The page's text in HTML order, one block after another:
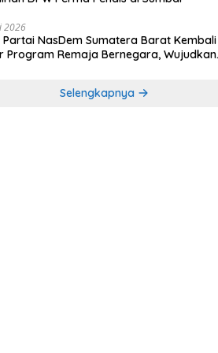
2026
Partai NasDem Sumatera Barat Kembali
Program Remaja Bernegara, Wujudkan
Selengkapnya